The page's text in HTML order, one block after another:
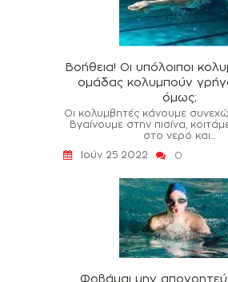
Βοήθεια! Οι υπόλοιποι
ομάδας κολυμπούν
όμως;
Οι κολυμβητές κάνουμε
Βγαίνουμε στην πισίνα,
στο νερό και...
Ιούν 25 2022
0
Φοβάμαι μην